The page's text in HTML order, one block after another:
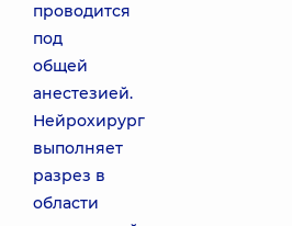
проводится
под
общей
анестезией.
Нейрохирург
выполняет
разрез в
области